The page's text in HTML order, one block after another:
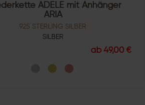
ADELE mit Anhänger
ARIA
925 STERLING SILBER
SILBER
ab 49,00 €